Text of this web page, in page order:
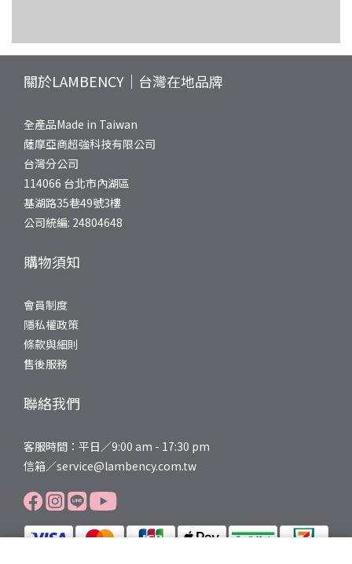
到底該看哪些成分才不會踩雷？這裡幫大家整理幾個關鍵指標：1.
維他命原B5（泛醇）：B5是公認的保濕修護明星成分，能深層滲透
有鎮靜舒緩功效，能減少乾燥與泛紅現象，幫助肌膚恢復穩定狀
態。3. 海洋保濕因子：來自海洋的保濕精華，能在肌膚表層形成保
護膜，鎖住水分不流失。4. 避免過多人工香精與皂鹼：選擇溫和界
面活性劑、香氛來源天然的產品，降低刺激風險。以這些標準來
看，LAMBENCY 木質香沐浴露就是一個很值得嘗試的選擇。它一瓶
結合清潔、保濕、嫩白、修護調理四大功能，添加六大植物萃取成
分，專為需要溫柔呵護的肌膚設計。LAMBENCY 木質香沐浴乳推薦
亮點：不只洗淨，更是一場療癒儀式說到木質香沐浴乳推薦，
上。它的香氣不是那種甜膩的人工香精味，而是高級香氛調和出的
療癒木質調，洗澡的時候彷彿置身森林SPA，整個人都放鬆下來。成
分方面更是誠意滿滿：維他命原B5與海洋保濕因子雙管齊下，洗後
肌膚摸起來滑嫩不乾澀。想要提亮膚色的人也會喜歡，因為它特別
糖這個成分更是亮點，它能強化肌膚屏障、提升含水度，讓皮膚的
程中就能感受到肌膚被溫柔包覆，減少換季時常見的乾癢泛紅困
擾。一瓶就能搞定清潔與保養，忙碌的日子裡特別實用。給敏弱肌
的換季沐浴建議＆選購行動指南除了選對沐浴乳，換季期間的洗澡
習慣也很重要，這裡分享幾個小訣竅：1. 水溫不要太高：熱水雖然
洗起來很舒服，但會帶走肌膚油脂，建議用溫水即可。2. 不要過度
液與磨砂膏的完整解析
況管理
細軟髮、油頭、乾癢頭皮專區｜完整
養護知識與產品推薦
關於LAMBENCY｜台灣在地品牌
全產品Made in Taiwan
薩摩亞商超強科技有限公司
台灣分公司
114066 台北市內湖區
基湖路35巷49號3樓
公司統編: 24804648
購物須知
會員制度
隱私權政策
條款與細則
售後服務
聯絡我們
客服時間：平日／9:00 am - 17:30 pm
信箱／service@lambency.com.tw